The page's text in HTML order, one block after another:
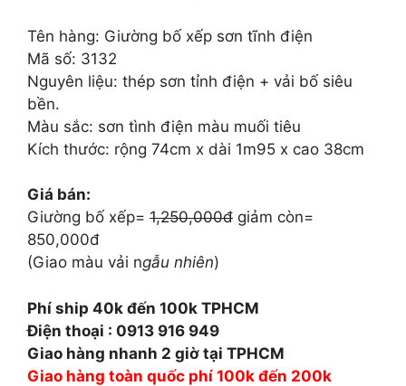
là:
tại
850.000 ₫.
Tên hàng: Giường bố xếp sơn tĩnh điện
Mã số: 3132
Nguyên liệu: thép sơn tỉnh điện + vải bố siêu
bền.
Màu sắc: sơn tình điện màu muối tiêu
Kích thước: rộng 74cm x dài 1m95 x cao 38cm
Giá bán:
Giường bố xếp= 1,250,000đ giảm còn=
850,000đ
(Giao màu vải ngẫu nhiên)
Phí ship 40k đến 100k TPHCM
Điện thoại : 0913 916 949
Giao hàng nhanh 2 giờ tại TPHCM
Giao hàng toàn quốc phí 100k đến 200k